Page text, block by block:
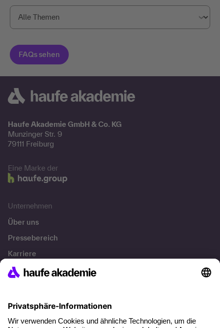
Haufe Akademie GmbH & Co. KG
Munzinger Str. 9
79111 Freiburg
Eine Marke der
Unternehmen
Über uns
Pressebereich
Karriere
Referenzen